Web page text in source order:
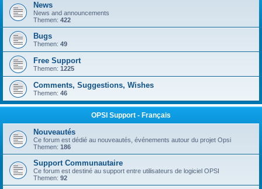
News
News and announcements
Themen: 422
Bugs
Themen: 49
Free Support
Themen: 1225
Comments, Suggestions, Wishes
Themen: 46
OPSI Support - Français
Nouveautés
Ce forum est dédié au nouveautés, événements autour du projet Opsi
Themen: 186
Support Communautaire
Ce forum est destiné au support entre utilisateurs de logiciel OPSI
Themen: 92